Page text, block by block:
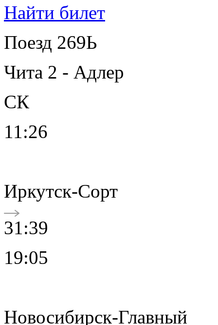
Найти билет
Поезд 269Ь
Чита 2 - Адлер
СК
11:26
Иркутск-Сорт
31:39
19:05
Новосибирск-Главный